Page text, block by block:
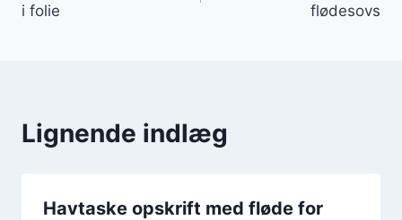
i folie
flødesovs
Lignende indlæg
Havtaske opskrift med fløde for